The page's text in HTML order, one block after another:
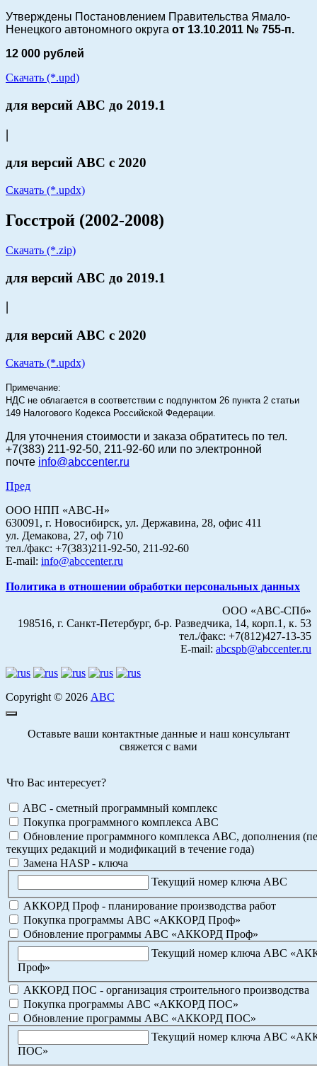
Утверждены Постановлением Правительства Ямало-
Ненецкого автономного округа от 13.10.2011 № 755-п.
12 000 рублей
Скачать (*.upd)
для версий АВС до 2019.1
|
для версий АВС с 2020
Скачать (*.updx)
Госстрой (2002-2008)
Скачать (*.zip)
для версий АВС до 2019.1
|
для версий АВС с 2020
Скачать (*.updx)
Примечание:
НДС не облагается в соответствии с подпунктом 26 пункта 2 статьи
149 Налогового Кодекса Российской Федерации.
Для уточнения стоимости и заказа обратитесь по тел.
+7(383) 211-92-50, 211-92-60 или по электронной
почте info@abccenter.ru
Пред
ООО НПП «АВС-Н»
630091, г. Новосибирск, ул. Державина, 28, офис 411
ул. Демакова, 27, оф 710
тел./факс: +7(383)211-92-50, 211-92-60
E-mail: info@abccenter.ru
Политика в отношении обработки персональных данных
ООО «АВС-СПб»
198516, г. Санкт-Петербург, б-р. Разведчика, 14, корп.1, к. 53
тел./факс: +7(812)427-13-35
E-mail: abcspb@abccenter.ru
Copyright © 2026 АВС
Оставьте ваши контактные данные и наш консультант
свяжется с вами
Что Вас интересует?
ABC - сметный программный комплекс
Покупка программного комплекса АВС
Обновление программного комплекса АВС, дополнения
текущих редакций и модификаций в течение года)
Замена HASP - ключа
Текущий номер ключа АВС
АККОРД Проф - планирование производства работ
Покупка программы АВС «АККОРД Проф»
Обновление программы АВС «АККОРД Проф»
Текущий номер ключа АВС
Проф»
АККОРД ПОС - организация строительного производства
Покупка программы АВС «АККОРД ПОС»
Обновление программы АВС «АККОРД ПОС»
Текущий номер ключа АВС
ПОС»